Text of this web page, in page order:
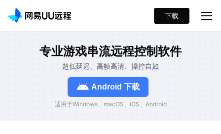
下载
专业游戏串流远程控制软件
超低延迟、高帧高清、操控自如
Android 下载
适用于Windows、macOS、iOS、Android